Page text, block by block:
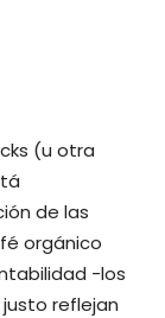
(u otra
de las
orgánico
-los
reflejan